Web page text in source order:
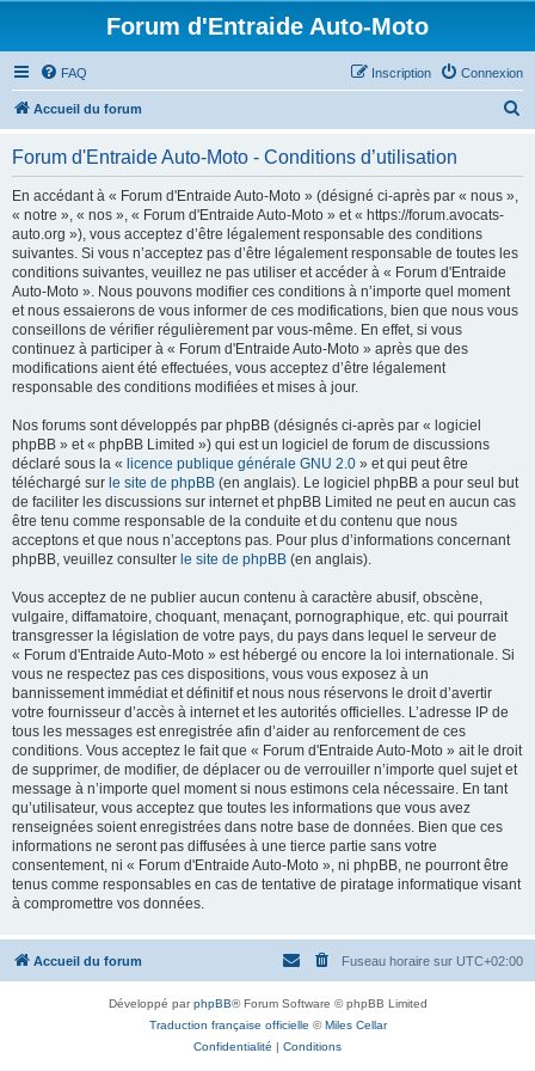
Forum d'Entraide Auto-Moto
FAQ Connexion
Inscription
Accueil du forum
Forum d'Entraide Auto-Moto - Conditions d’utilisation
En accédant à « Forum d'Entraide Auto-Moto » (désigné ci-après par « nous »,
« notre », « nos », « Forum d'Entraide Auto-Moto » et « https://forum.avocats-
auto.org »), vous acceptez d’être légalement responsable des conditions
suivantes. Si vous n’acceptez pas d’être légalement responsable de toutes les
conditions suivantes, veuillez ne pas utiliser et accéder à « Forum d'Entraide
Auto-Moto ». Nous pouvons modifier ces conditions à n’importe quel moment
et nous essaierons de vous informer de ces modifications, bien que nous vous
conseillons de vérifier régulièrement par vous-même. En effet, si vous
continuez à participer à « Forum d'Entraide Auto-Moto » après que des
modifications aient été effectuées, vous acceptez d’être légalement
responsable des conditions modifiées et mises à jour.
Nos forums sont développés par phpBB (désignés ci-après par « logiciel
phpBB » et « phpBB Limited ») qui est un logiciel de forum de discussions
déclaré sous la « licence publique générale GNU 2.0 » et qui peut être
téléchargé sur le site de phpBB (en anglais). Le logiciel phpBB a pour seul but
de faciliter les discussions sur internet et phpBB Limited ne peut en aucun cas
être tenu comme responsable de la conduite et du contenu que nous
acceptons et que nous n’acceptons pas. Pour plus d’informations concernant
phpBB, veuillez consulter le site de phpBB (en anglais).
Vous acceptez de ne publier aucun contenu à caractère abusif, obscène,
vulgaire, diffamatoire, choquant, menaçant, pornographique, etc. qui pourrait
transgresser la législation de votre pays, du pays dans lequel le serveur de
« Forum d'Entraide Auto-Moto » est hébergé ou encore la loi internationale. Si
vous ne respectez pas ces dispositions, vous vous exposez à un
bannissement immédiat et définitif et nous nous réservons le droit d’avertir
votre fournisseur d’accès à internet et les autorités officielles. L’adresse IP de
tous les messages est enregistrée afin d’aider au renforcement de ces
conditions. Vous acceptez le fait que « Forum d'Entraide Auto-Moto » ait le droit
de supprimer, de modifier, de déplacer ou de verrouiller n’importe quel sujet et
message à n’importe quel moment si nous estimons cela nécessaire. En tant
qu’utilisateur, vous acceptez que toutes les informations que vous avez
renseignées soient enregistrées dans notre base de données. Bien que ces
informations ne seront pas diffusées à une tierce partie sans votre
consentement, ni « Forum d'Entraide Auto-Moto », ni phpBB, ne pourront être
tenus comme responsables en cas de tentative de piratage informatique visant
à compromettre vos données.
Accueil du forum Fuseau horaire sur UTC+02:00
Développé parphpBB® Forum Software © phpBB Limited
Traduction française officielle ©Miles Cellar
Confidentialité | Conditions